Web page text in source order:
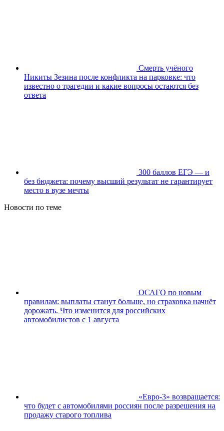
Смерть учёного
Никиты Зезина после конфликта на парковке: что
известно о трагедии и какие вопросы остаются без
ответа
300 баллов ЕГЭ — и
без бюджета: почему высший результат не гарантирует
место в вузе мечты
Новости по теме
ОСАГО по новым
правилам: выплаты станут больше, но страховка начнёт
дорожать. Что изменится для российских
автомобилистов с 1 августа
«Евро-3» возвращается:
что будет с автомобилями россиян после разрешения на
продажу старого топлива